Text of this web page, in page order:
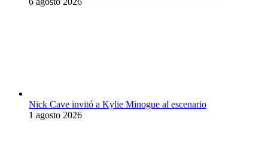
Nick Cave invitó a Kylie Minogue al escenario
1 agosto 2026